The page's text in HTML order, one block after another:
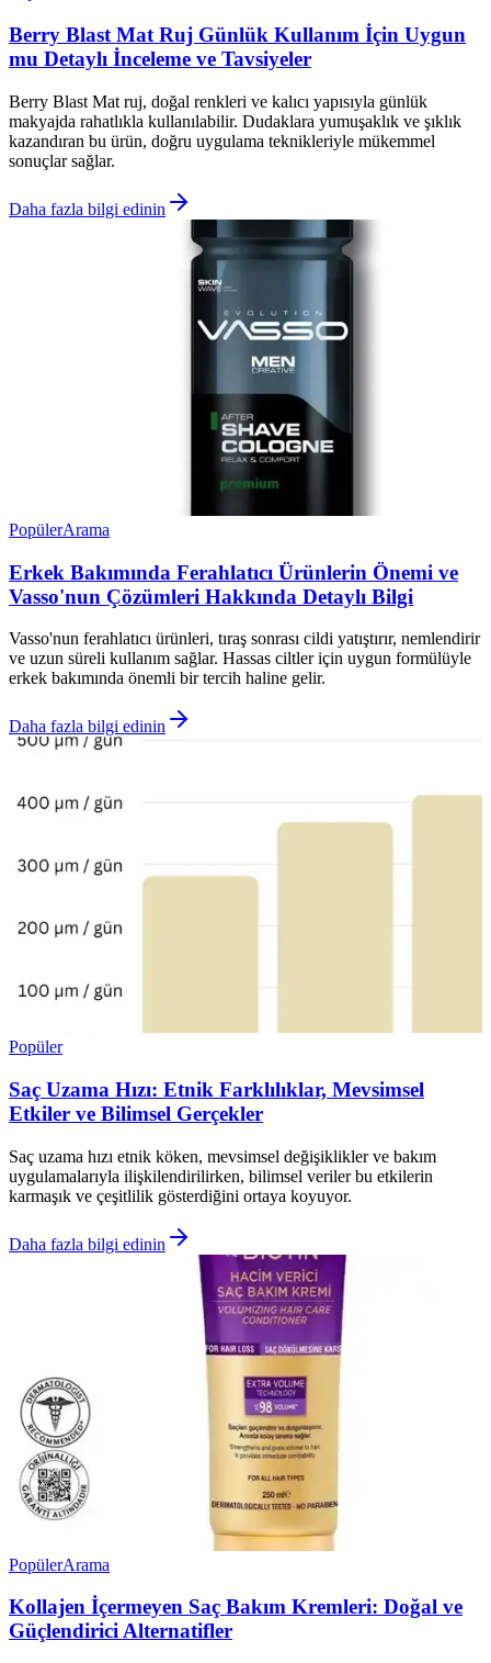
Berry Blast Mat Ruj Günlük Kullanım İçin Uygun
mu Detaylı İnceleme ve Tavsiyeler
Berry Blast Mat ruj, doğal renkleri ve kalıcı yapısıyla günlük
makyajda rahatlıkla kullanılabilir. Dudaklara yumuşaklık ve şıklık
kazandıran bu ürün, doğru uygulama teknikleriyle mükemmel
sonuçlar sağlar.
Daha fazla bilgi edinin
PopülerArama
Erkek Bakımında Ferahlatıcı Ürünlerin Önemi ve
Vasso'nun Çözümleri Hakkında Detaylı Bilgi
Vasso'nun ferahlatıcı ürünleri, tıraş sonrası cildi yatıştırır, nemlendirir
ve uzun süreli kullanım sağlar. Hassas ciltler için uygun formülüyle
erkek bakımında önemli bir tercih haline gelir.
Daha fazla bilgi edinin
Popüler
Saç Uzama Hızı: Etnik Farklılıklar, Mevsimsel
Etkiler ve Bilimsel Gerçekler
Saç uzama hızı etnik köken, mevsimsel değişiklikler ve bakım
uygulamalarıyla ilişkilendirilirken, bilimsel veriler bu etkilerin
karmaşık ve çeşitlilik gösterdiğini ortaya koyuyor.
Daha fazla bilgi edinin
PopülerArama
Kollajen İçermeyen Saç Bakım Kremleri: Doğal ve
Güçlendirici Alternatifler